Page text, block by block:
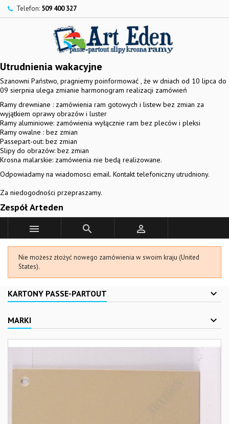
Telefon: 509 400 327
Utrudnienia wakacyjne
Szanowni Państwo, pragniemy poinformować , że w dniach od 10 lipca do
09 sierpnia ulega zmianie harmonogram realizacji zamówień
Ramy drewniane : zamówienia ram gotowych i listew bez zmian za
wyjątkiem oprawy obrazów i luster
Ramy aluminiowe: zamówienia wyłącznie ram bez pleców i pleksi
Ramy owalne : bez zmian
Passepart-out: bez zmian
Slipy do obrazów: bez zmian
Krosna malarskie: zamówienia nie bedą realizowane.
Odpowiadamy na wiadomosci email. Kontakt telefoniczny utrudniony.
Za niedogodności przepraszamy.
Zespół Arteden
  
Nie możesz złożyć nowego zamówienia w swoim kraju (United
States).
KARTONY PASSE-PARTOUT
MARKI